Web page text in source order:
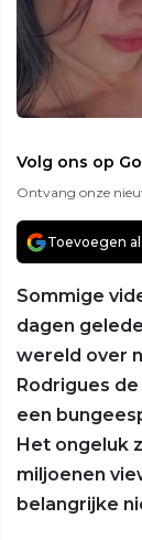
Volg ons op
Ontvang onze
Toevoegen
Sommige
dagen
wereld over
Rodrigues
een
Het ongeluk
miljoenen
belangrijke